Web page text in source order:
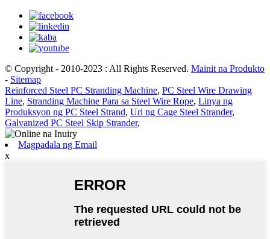
© Copyright - 2010-2023 : All Rights Reserved. Mainit na Produkto
- Sitemap
Reinforced Steel PC Stranding Machine, PC Steel Wire Drawing
Line, Stranding Machine Para sa Steel Wire Rope, Linya ng
Produksyon ng PC Steel Strand, Uri ng Cage Steel Strander,
Galvanized PC Steel Skip Strander,
Magpadala ng Email
x